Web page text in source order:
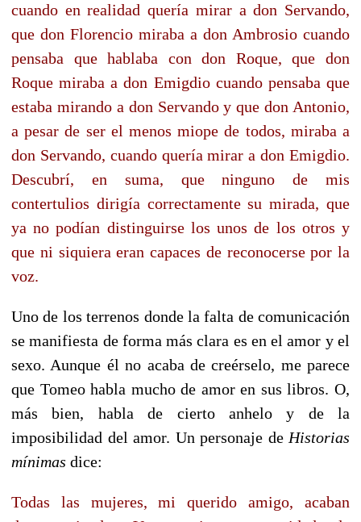
cuando en realidad quería mirar a don Servando,
que don Florencio miraba a don Ambrosio cuando
pensaba que hablaba con don Roque, que don
Roque miraba a don Emigdio cuando pensaba que
estaba mirando a don Servando y que don Antonio,
a pesar de ser el menos miope de todos, miraba a
don Servando, cuando quería mirar a don Emigdio.
Descubrí, en suma, que ninguno de mis
contertulios dirigía correctamente su mirada, que
ya no podían distinguirse los unos de los otros y
que ni siquiera eran capaces de reconocerse por la
voz.
Uno de los terrenos donde la falta de comunicación
se manifiesta de forma más clara es en el amor y el
sexo. Aunque él no acaba de creérselo, me parece
que Tomeo habla mucho de amor en sus libros. O,
más bien, habla de cierto anhelo y de la
imposibilidad del amor. Un personaje de Historias
mínimas dice:
Todas las mujeres, mi querido amigo, acaban